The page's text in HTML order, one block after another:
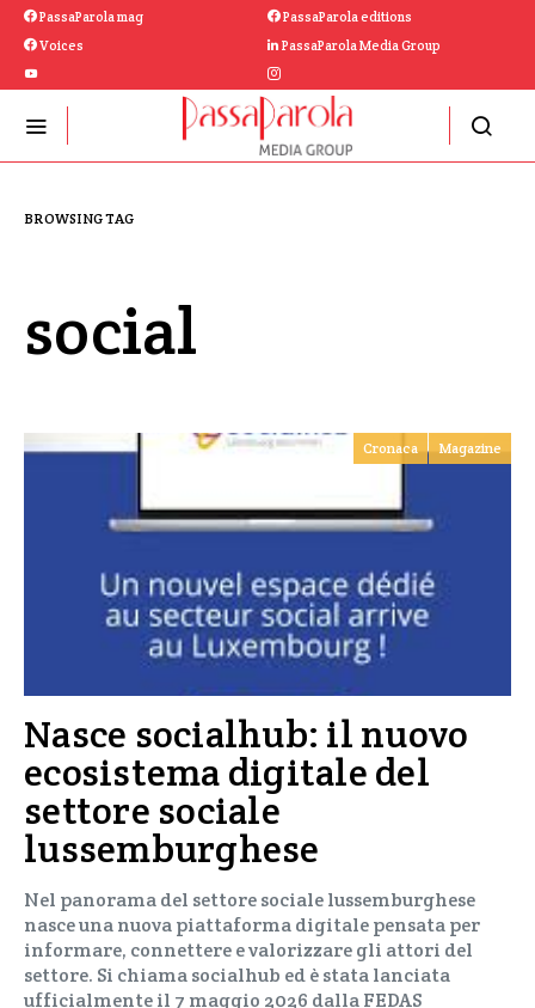
PassaParola mag
PassaParola editions
Voices
PassaParola Media Group
BROWSING TAG
social
Cronaca Magazine
Nasce socialhub: il nuovo
ecosistema digitale del
settore sociale
lussemburghese
Nel panorama del settore sociale lussemburghese
nasce una nuova piattaforma digitale pensata per
informare, connettere e valorizzare gli attori del
settore. Si chiama socialhub ed è stata lanciata
ufficialmente il 7 maggio 2026 dalla FEDAS